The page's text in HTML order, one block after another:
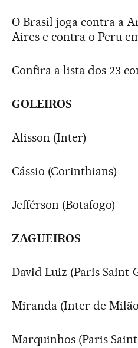
O Brasil joga contra a
Aires e contra o Peru
Confira a lista dos 23
GOLEIROS
Alisson (Inter)
Cássio (Corinthians)
Jefférson (Botafogo)
ZAGUEIROS
David Luiz (Paris Saint-
Miranda (Inter de
Marquinhos (Paris